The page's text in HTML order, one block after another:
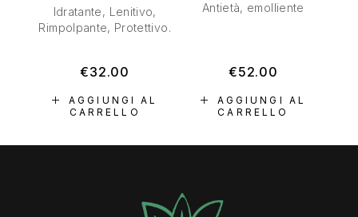
AGGIUNGI AL
CARRELLO
Idratante, Lenitivo,
Rimpolpante, Protettivo.
€32.00
AGGIUNGI AL
CARRELLO
Antietà, emolliente
€52.00